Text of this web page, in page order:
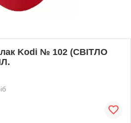
Kodi № 102 (СВІТЛО